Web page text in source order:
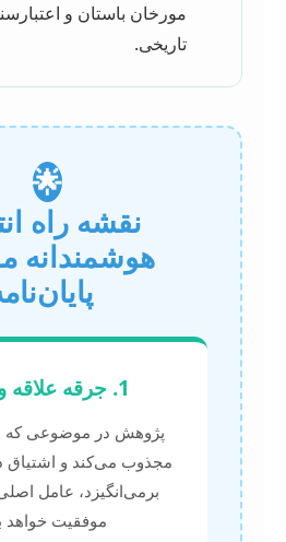
مورخان باستان و
تاریخی.
🌟
نقشه راه
هوشمندانه
1. جرقه علاقه و شور
پژوهش در موضوعی که
مجذوب می‌کند و اشتیاق
برمی‌انگیزد، عامل
موفقیت خواهد